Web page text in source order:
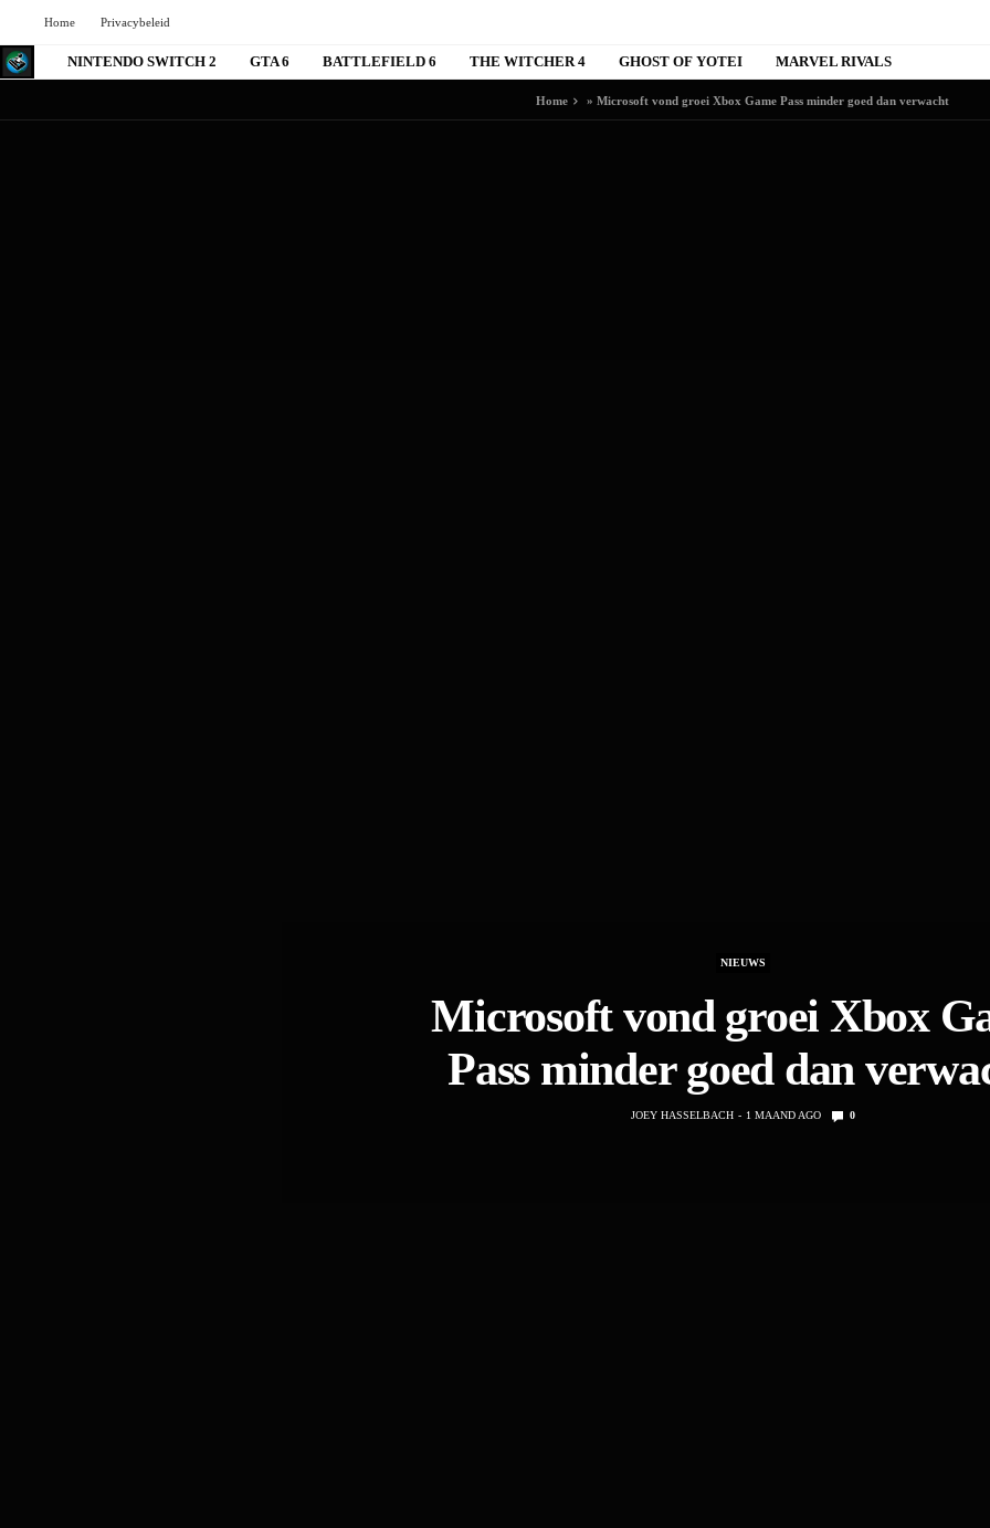
Home Privacybeleid
NINTENDO SWITCH 2 GTA 6 BATTLEFIELD 6 THE WITCHER 4 GHOST OF YOTEI MARVEL RIVALS
Home » Microsoft vond groei Xbox Game Pass minder goed dan verwacht
NIEUWS
Microsoft vond groei Xbox
Pass minder goed dan
JOEY HASSELBACH 1 MAAND AGO 0